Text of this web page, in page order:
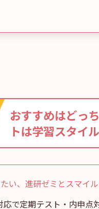
おすすめはどっ
トは学習スタイ
い、進研ゼミとスマイ
応で定期テスト・内申点